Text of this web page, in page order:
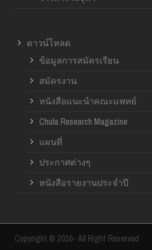
ดาวน์โหลด
ข้อมูลการสมัครเรียน
สมัครงาน
หนังสือแนะนำคณะแพทย์
Chula Research Magazine
แผนที่
ประกาศต่างๆ
หนังสือรายงานประจำปี
Copyright © 2016- All Right Reserved